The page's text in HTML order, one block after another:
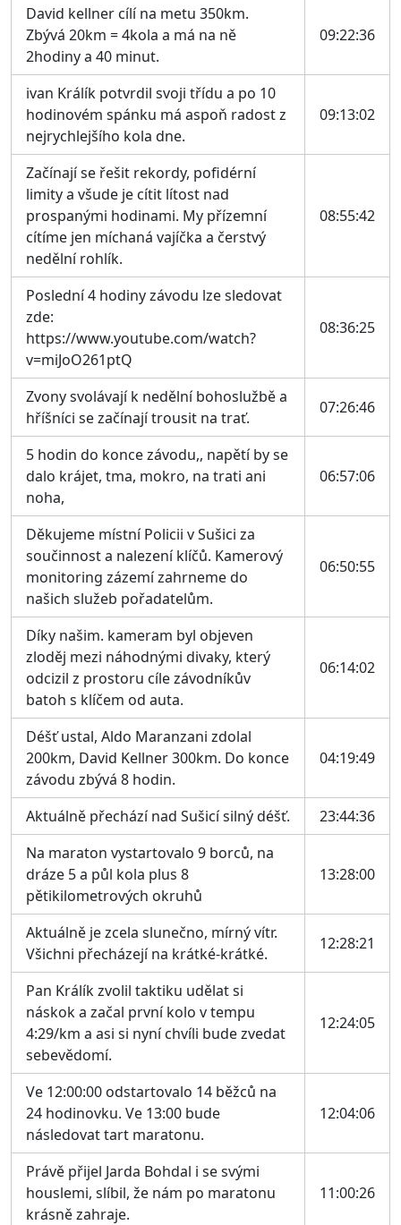
David kellner cílí na metu 350km.
Zbývá 20km = 4kola a má na ně
2hodiny a 40 minut.
09:22:36
ivan Králík potvrdil svoji třídu a po 10
hodinovém spánku má aspoň radost z
nejrychlejšího kola dne.
09:13:02
Začínají se řešit rekordy, pofidérní
limity a všude je cítit lítost nad
prospanými hodinami. My přízemní
cítíme jen míchaná vajíčka a čerstvý
nedělní rohlík.
08:55:42
Poslední 4 hodiny závodu lze sledovat
zde:
https://www.youtube.com/watch?
v=miJoO261ptQ
08:36:25
Zvony svolávají k nedělní bohoslužbě a
hříšníci se začínají trousit na trať.
07:26:46
5 hodin do konce závodu,, napětí by se
dalo krájet, tma, mokro, na trati ani
noha,
06:57:06
Děkujeme místní Policii v Sušici za
součinnost a nalezení klíčů. Kamerový
monitoring zázemí zahrneme do
našich služeb pořadatelům.
06:50:55
Díky našim. kameram byl objeven
zloděj mezi náhodnými divaky, který
odcizil z prostoru cíle závodníkův
batoh s klíčem od auta.
06:14:02
Déšť ustal, Aldo Maranzani zdolal
200km, David Kellner 300km. Do konce
závodu zbývá 8 hodin.
04:19:49
Aktuálně přechází nad Sušicí silný déšť.
23:44:36
Na maraton vystartovalo 9 borců, na
dráze 5 a půl kola plus 8
pětikilometrových okruhů
13:28:00
Aktuálně je zcela slunečno, mírný vítr.
Všichni přecházejí na krátké-krátké.
12:28:21
Pan Králík zvolil taktiku udělat si
náskok a začal první kolo v tempu
4:29/km a asi si nyní chvíli bude zvedat
sebevědomí.
12:24:05
Ve 12:00:00 odstartovalo 14 běžců na
24 hodinovku. Ve 13:00 bude
následovat tart maratonu.
12:04:06
Právě přijel Jarda Bohdal i se svými
houslemi, slíbil, že nám po maratonu
krásně zahraje.
11:00:26